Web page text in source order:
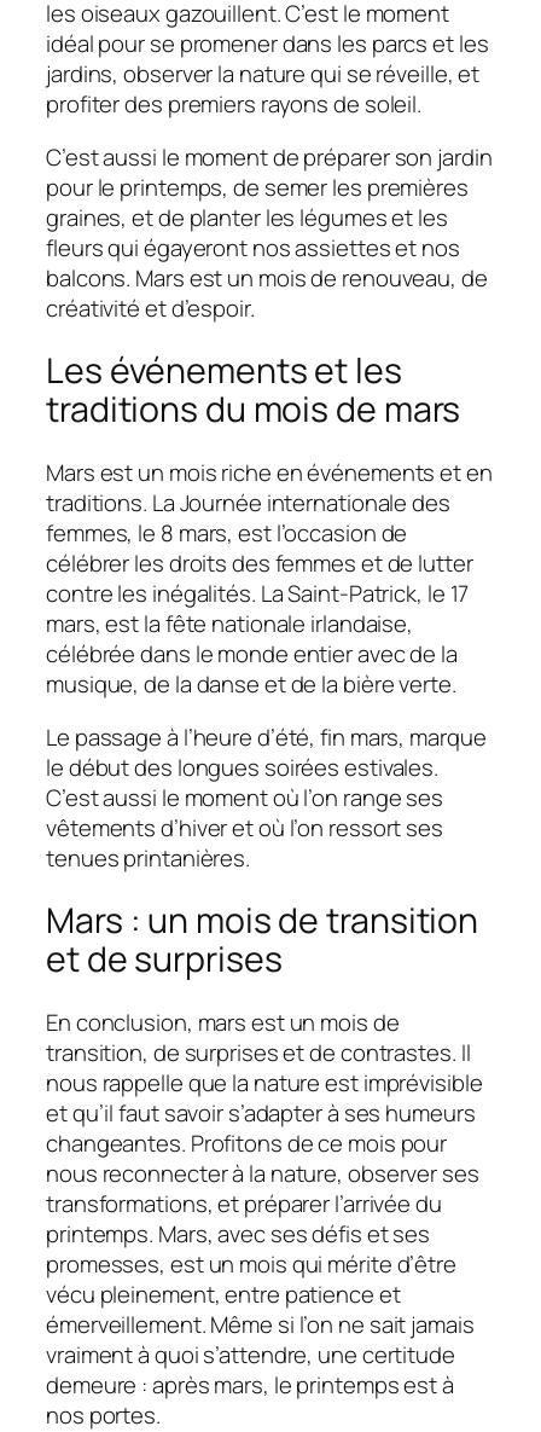
les oiseaux gazouillent. C’est le moment
idéal pour se promener dans les parcs et les
jardins, observer la nature qui se réveille, et
profiter des premiers rayons de soleil.
C’est aussi le moment de préparer son jardin
pour le printemps, de semer les premières
graines, et de planter les légumes et les
fleurs qui égayeront nos assiettes et nos
balcons. Mars est un mois de renouveau, de
créativité et d’espoir.
Les événements et les
traditions du mois de mars
Mars est un mois riche en événements et en
traditions. La Journée internationale des
femmes, le 8 mars, est l’occasion de
célébrer les droits des femmes et de lutter
contre les inégalités. La Saint-Patrick, le 17
mars, est la fête nationale irlandaise,
célébrée dans le monde entier avec de la
musique, de la danse et de la bière verte.
Le passage à l’heure d’été, fin mars, marque
le début des longues soirées estivales.
C’est aussi le moment où l’on range ses
vêtements d’hiver et où l’on ressort ses
tenues printanières.
Mars : un mois de transition
et de surprises
En conclusion, mars est un mois de
transition, de surprises et de contrastes. Il
nous rappelle que la nature est imprévisible
et qu’il faut savoir s’adapter à ses humeurs
changeantes. Profitons de ce mois pour
nous reconnecter à la nature, observer ses
transformations, et préparer l’arrivée du
printemps. Mars, avec ses défis et ses
promesses, est un mois qui mérite d’être
vécu pleinement, entre patience et
émerveillement. Même si l’on ne sait jamais
vraiment à quoi s’attendre, une certitude
demeure : après mars, le printemps est à
nos portes.